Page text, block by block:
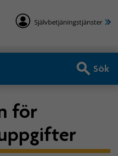
Självbetjäningstjänster
Sök
för